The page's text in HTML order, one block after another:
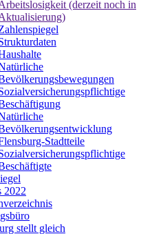
(derzeit noch in
Stadtteile
2022
stellt gleich